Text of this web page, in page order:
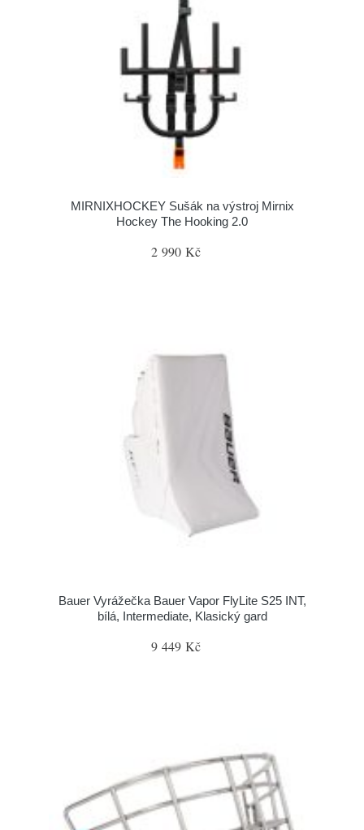
MIRNIXHOCKEY Sušák na výstroj Mirnix
Hockey The Hooking 2.0
2 990 Kč
Bauer Vyrážečka Bauer Vapor FlyLite S25 INT,
bílá, Intermediate, Klasický gard
9 449 Kč